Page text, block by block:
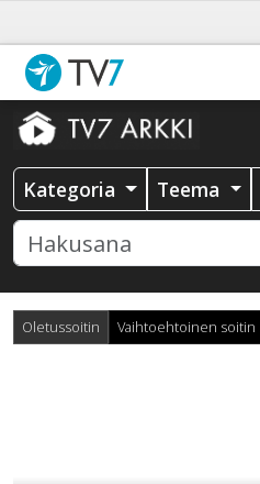
Kategoria Teema
Oletussoitin Vaihtoehtoinen soitin